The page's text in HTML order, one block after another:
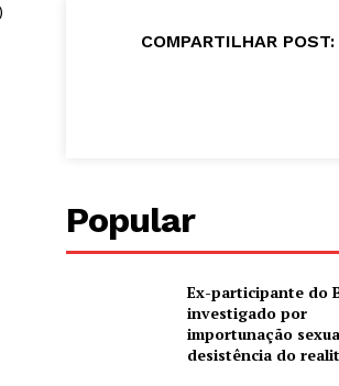
COMPARTILHAR POST:
Popular
Ex-participante do
investigado por
importunação
desistência do